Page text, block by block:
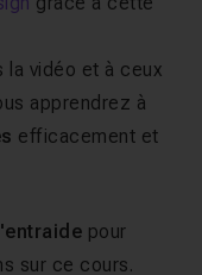
la vidéo et à ceux
apprendrez à
efficacement et
pour
sur ce cours.